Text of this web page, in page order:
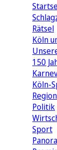
Rätsel
Köln
150
Köln-
Region
Politik
Sport